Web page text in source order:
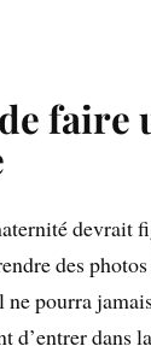
faire
devrait
des
ne pourra
d’entrer dans